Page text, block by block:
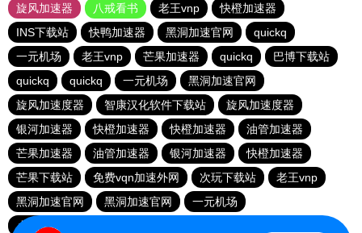
旋风加速器
八戒看书 老王vnp
快橙加速器
INS下载站
快鸭加速器 黑洞加速官网
quickq
一元机场
老王vnp 芒果加速器 quickq
巴博下载站
quickq
quickq 一元机场
黑洞加速官网
旋风加速度器
智康汉化软件下载站
旋风加速度器
银河加速器
快橙加速器 快橙加速器
油管加速器
芒果加速器
油管加速器 银河加速器
快橙加速器
芒果下载站
免费vqn加速外网 次玩下载站
老王vnp
黑洞加速官网
黑洞加速官网
一元机场
小猫咪ciash加速器